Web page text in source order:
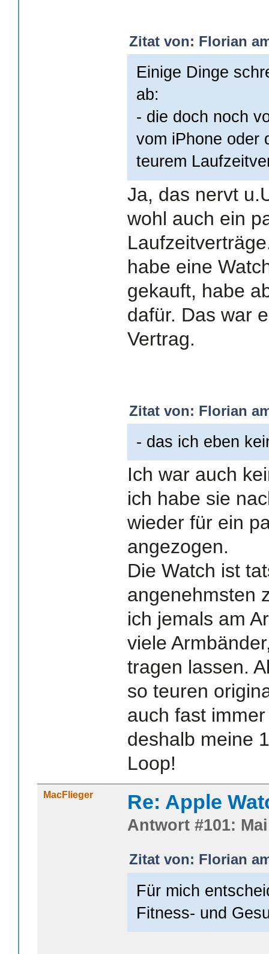
Zitat von: Florian
Einige Dinge
ab:
- die doch noch
vom iPhone oder
teurem
Ja, das nervt
wohl auch ein
habe eine
gekauft, habe
dafür. Das war
Vertrag.
Zitat von: Florian
- das ich eben
Ich war auch
ich habe sie
wieder für ein
angezogen.
Die Watch ist
angenehmsten
ich jemals am
viele
tragen lassen.
so teuren
auch fast
deshalb meine
Loop!
MacFlieger Re: Apple
Antwort #101:
Zitat von: Florian
Für mich
Fitness- und